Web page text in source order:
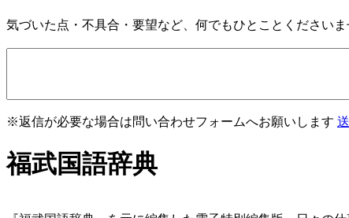
気づいた点・不具合・要望など、何でもひとことくださいま
※返信が必要な場合は問い合わせフォームへお願いします
福武国語辞典